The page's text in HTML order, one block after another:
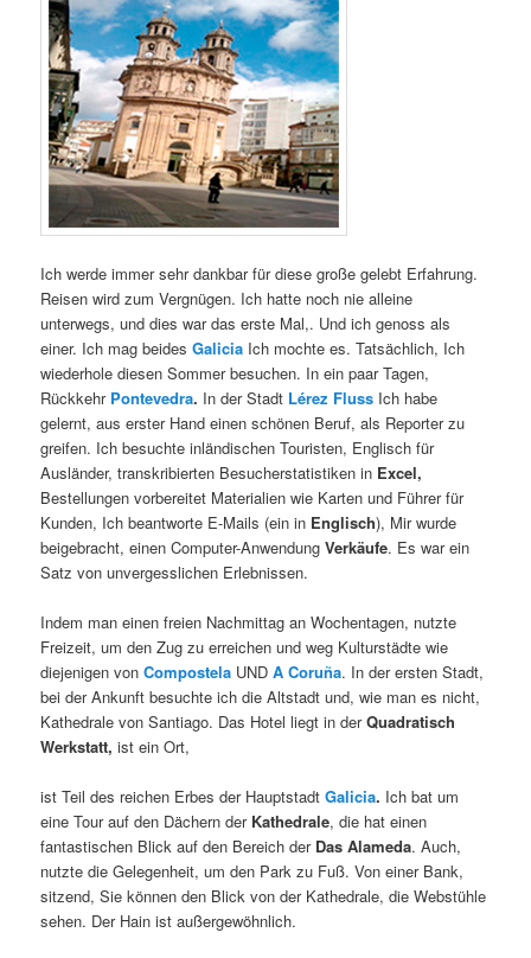
Ich werde immer sehr dankbar für diese große gelebt Erfahrung.
Reisen wird zum Vergnügen. Ich hatte noch nie alleine
unterwegs, und dies war das erste Mal,. Und ich genoss als
einer. Ich mag beidesGalicia Ich mochte es. Tatsächlich, Ich
wiederhole diesen Sommer besuchen. In ein paar Tagen,
Rückkehr Pontevedra. In der Stadt Lérez Fluss Ich habe
gelernt, aus erster Hand einen schönen Beruf, als Reporter zu
greifen. Ich besuchte inländischen Touristen, Englisch für
Ausländer, transkribierten Besucherstatistiken in Excel,
Bestellungen vorbereitet Materialien wie Karten und Führer für
Kunden, Ich beantworte E-Mails (ein in Englisch), Mir wurde
beigebracht, einen Computer-AnwendungVerkäufe. Es war ein
Satz von unvergesslichen Erlebnissen.
Indem man einen freien Nachmittag an Wochentagen, nutzte
Freizeit, um den Zug zu erreichen und weg Kulturstädte wie
diejenigen vonCompostela UNDA Coruña. In der ersten Stadt,
bei der Ankunft besuchte ich die Altstadt und, wie man es nicht,
Kathedrale von Santiago. Das Hotel liegt in derQuadratisch
Werkstatt, ist ein Ort,
ist Teil des reichen Erbes der HauptstadtGalicia. Ich bat um
eine Tour auf den Dächern der Kathedrale, die hat einen
fantastischen Blick auf den Bereich der Das Alameda. Auch,
nutzte die Gelegenheit, um den Park zu Fuß. Von einer Bank,
sitzend, Sie können den Blick von der Kathedrale, die Webstühle
sehen. Der Hain ist außergewöhnlich.